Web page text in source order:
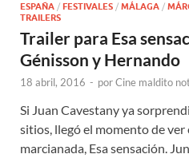
ESPAÑA / FESTIVALES / MÁLAGA /
TRAILERS
Trailer para Esa
Génisson y Hernando
18 abril, 2016 - porCine maldito
Si Juan Cavestany ya
sitios, llegó el momento de
marcianada, Esa sensación.